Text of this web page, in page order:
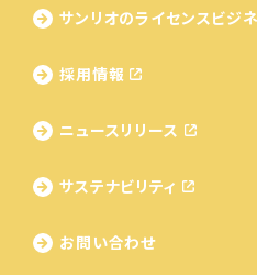
サンリオのライセンス ビジ
採用情報
ニュースリリース
サステナビリティ
お問い合わせ